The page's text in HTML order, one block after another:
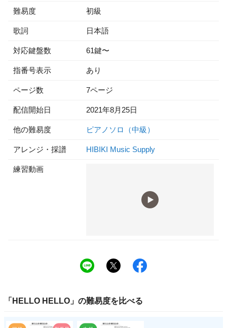
難易度 初級
歌詞 日本語
対応鍵盤数 61鍵〜
指番号表示 あり
ページ数 7ページ
配信開始日 2021年8月25日
他の難易度 ピアノソロ（中級）
アレンジ・採譜 HIBIKI Music Supply
練習動画
「 HELLO HELLO 」の難易度を比べる